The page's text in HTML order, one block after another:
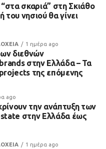
σκαριά” στη Σκιάθο
του νησιού θα γίνει
1 ημέρα ago
διεθνών
στην Ελλάδα – Τα
της επόμενης
ago
την ανάπτυξη των
στην Ελλάδα έως
1 ημέρα ago